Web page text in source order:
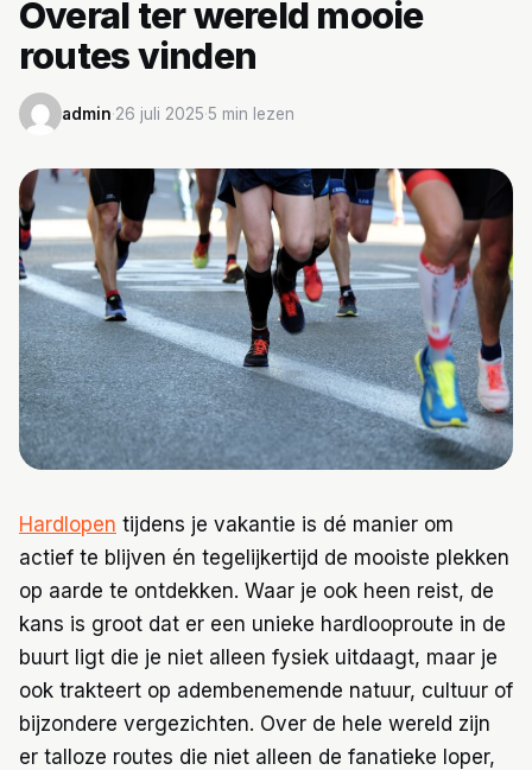
Gezondheid
Producten
Routes
Schema’s
Trainingen
Voeding
Overal ter wereld mooie
routes vinden
admin·26 juli 2025·5 min lezen
Hardlopen tijdens je vakantie is dé manier om
actief te blijven én tegelijkertijd de mooiste plekken
op aarde te ontdekken. Waar je ook heen reist, de
kans is groot dat er een unieke hardlooproute in de
buurt ligt die je niet alleen fysiek uitdaagt, maar je
ook trakteert op adembenemende natuur, cultuur of
bijzondere vergezichten. Over de hele wereld zijn
er talloze routes die niet alleen de fanatieke loper,